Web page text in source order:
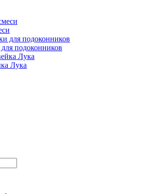
подоконников
Лука